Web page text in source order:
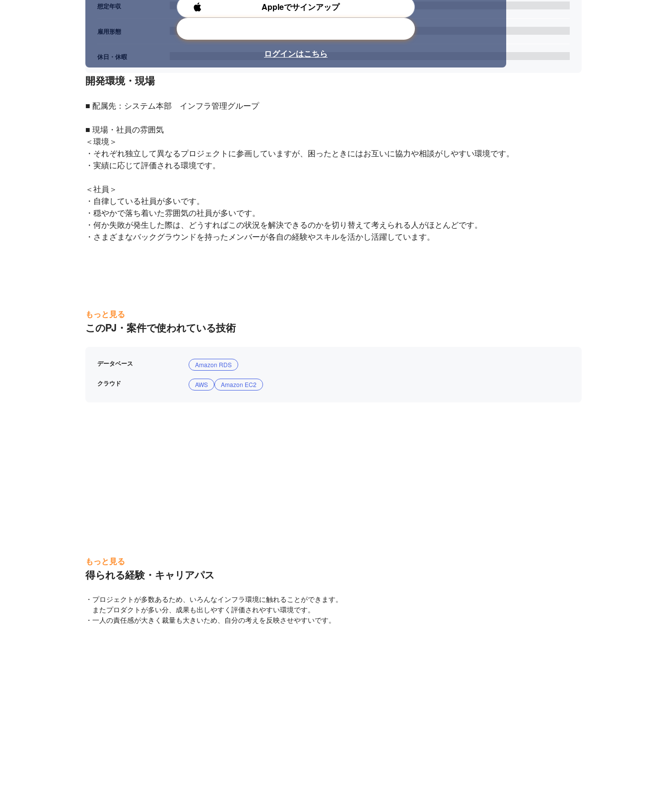
Appleでサインアップ
ログインはこちら
想定年収
雇用形態
休日・休暇
開発環境・現場
■ 配属先：システム本部　インフラ管理グループ
■ 現場・社員の雰囲気
＜環境＞
・それぞれ独立して異なるプロジェクトに参画していますが、困ったときにはお互いに協力や相談がしやすい環境です。
・実績に応じて評価される環境です。
＜社員＞
・自律している社員が多いです。
・穏やかで落ち着いた雰囲気の社員が多いです。
・何か失敗が発生した際は、どうすればこの状況を解決できるのかを切り替えて考えられる人がほとんどです。
・さまざまなバックグラウンドを持ったメンバーが各自の経験やスキルを活かし活躍しています。
もっと見る
このPJ・案件で使われている技術
データベース Amazon RDS
クラウド AWS Amazon EC2
もっと見る
得られる経験・キャリアパス
・プロジェクトが多数あるため、いろんなインフラ環境に触れることができます。
またプロダクトが多い分、成果も出しやすく評価されやすい環境です。
・一人の責任感が大きく裁量も大きいため、自分の考えを反映させやすいです。